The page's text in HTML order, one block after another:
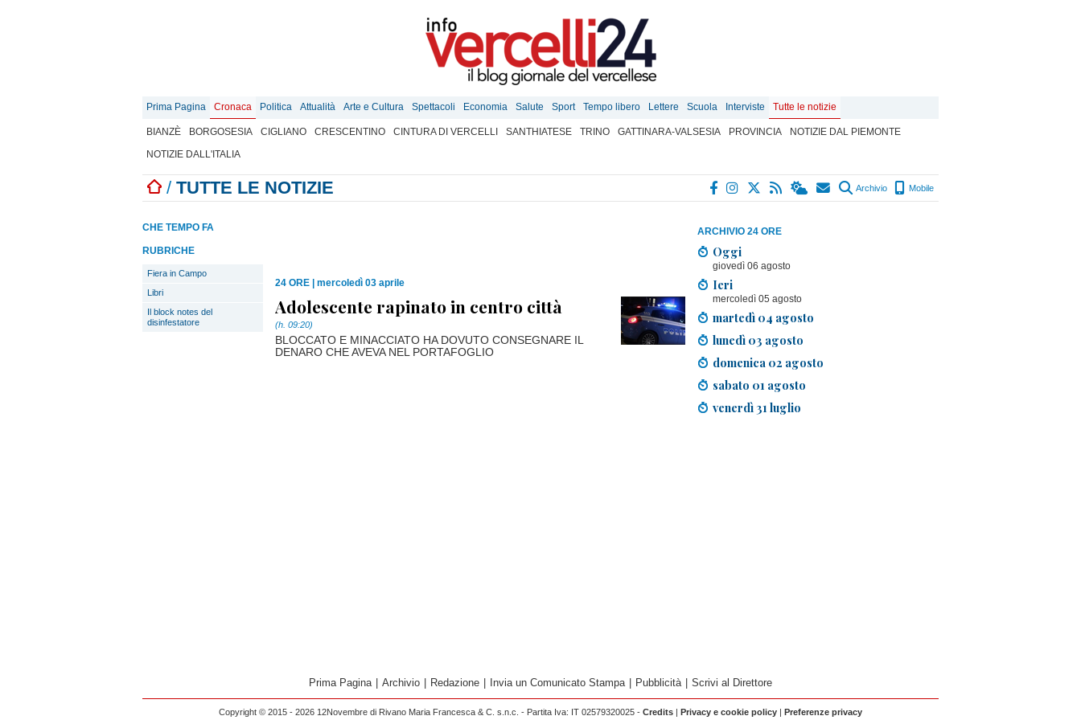
Prima Pagina Cronaca Politica Attualità Arte e Cultura Spettacoli Economia Salute Sport Tempo libero Lettere Scuola Interviste Tutte le notizie
BIANZÈ BORGOSESIA CIGLIANO CRESCENTINO CINTURA DI VERCELLI SANTHIATESE TRINO GATTINARA-VALSESIA PROVINCIA
NOTIZIE DAL PIEMONTE
NOTIZIE DALL'ITALIA
/ TUTTE LE NOTIZIE Archivio Mobile
ARCHIVIO 24 ORE
Oggi
giovedì 06 agosto
Ieri
mercoledì 05 agosto
martedì 04 agosto
lunedì 03 agosto
domenica 02 agosto
sabato 01 agosto
venerdì 31 luglio
CHE TEMPO FA
RUBRICHE
Fiera in Campo
Libri
Il block notes del
disinfestatore
24 ORE mercoledì 03 aprile
Adolescente rapinato in centro città
(h. 09:20)
BLOCCATO E MINACCIATO HA DOVUTO CONSEGNARE IL
DENARO CHE AVEVA NEL PORTAFOGLIO
Prima Pagina Archivio Redazione Invia un Comunicato Stampa Pubblicità Scrivi al Direttore
Copyright © 2015 - 2026 12Novembre di Rivano Maria Francesca & C. s.n.c. - Partita Iva: IT 02579320025 - Credits | Privacy e cookie policy | Preferenze privacy